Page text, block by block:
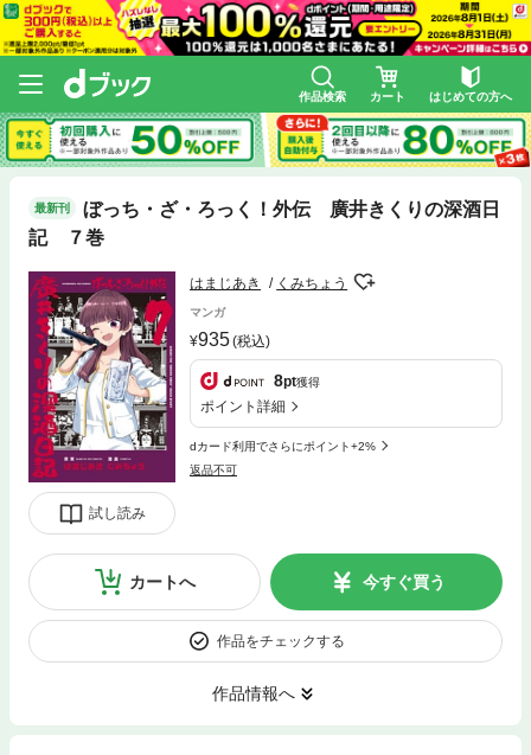
作品検索 カート はじめての方へ
最新刊
ぼっち・ざ・ろっく！外伝 廣井きくりの深酒日
記 ７巻
試し読み
はまじあき くみちょう
マンガ
935(税込)
8pt獲得
ポイント詳細
dカード利用でさらにポイント+2%
返品不可
カートへ 今すぐ買う
作品をチェックする
作品情報へ